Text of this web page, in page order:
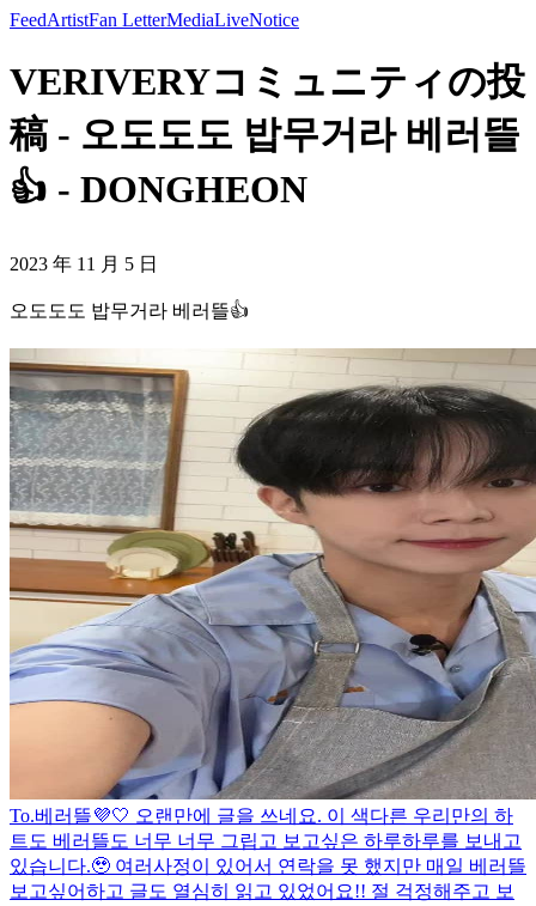
FeedArtistFan LetterMediaLiveNotice
VERIVERYコミュニティの投
稿 - 오도도도 밥무거라 베러뜰
👍 - DONGHEON
2023 年 11 月 5 日
오도도도 밥무거라 베러뜰👍
To.베러뜰💜🤍 오랜만에 글을 쓰네요. 이 색다른 우리만의 하
트도 베러뜰도 너무 너무 그립고 보고싶은 하루하루를 보내고
있습니다.🥹 여러사정이 있어서 연락을 못 했지만 매일 베러뜰
보고싶어하고 글도 열심히 읽고 있었어요!! 절 걱정해주고 보